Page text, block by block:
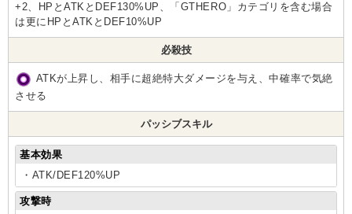
+2、HPとATKとDEF130%UP、「GTHERO」カテゴリを含む場合
は更にHPとATKとDEF10%UP
必殺技
ATKが上昇し、相手に超絶特大ダメージを与え、中確率で気絶
させる
パッシブスキル
基本効果
・ATK/DEF120%UP
攻撃時